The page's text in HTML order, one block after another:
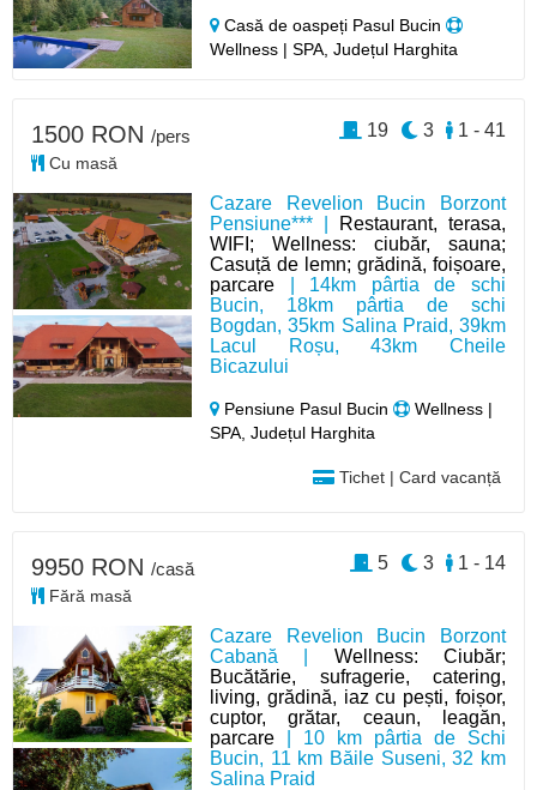
Casă de oaspeți Pasul Bucin
Wellness | SPA, Județul Harghita
Cazare Revelion Bucin Borzont
Pensiune*** |
Restaurant, terasa,
WIFI; Wellness: ciubăr, sauna;
Casuță de lemn; grădină, foișoare,
parcare | 14km pârtia de schi
Bucin, 18km pârtia de schi
Bogdan, 35km Salina Praid, 39km
Lacul Roșu, 43km Cheile
Bicazului
Pensiune Pasul Bucin
Wellness |
SPA, Județul Harghita
Tichet | Card vacanță
1500 RON /pers
Cu masă
1 - 41
3
19
Cazare Revelion Bucin Borzont
Cabană | Wellness: Ciubăr;
Bucătărie, sufragerie, catering,
living, grădină, iaz cu pești, foișor,
cuptor, grătar, ceaun, leagăn,
parcare | 10 km pârtia de Schi
Bucin, 11 km Băile Suseni, 32 km
Salina Praid
9950 RON /casă
Fără masă
1 - 14
3
5